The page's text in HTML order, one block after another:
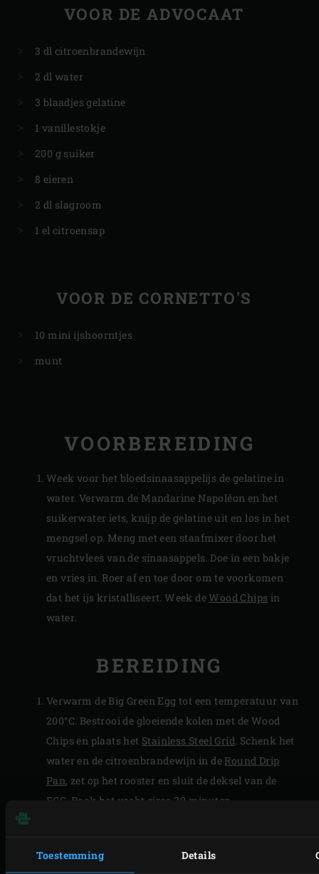
Toestemming Details
VOOR DE ADVOCAAT
3 dl citroenbrandewijn
2 dl water
3 blaadjes gelatine
1 vanillestokje
200 g suiker
8 eieren
2 dl slagroom
1 el citroensap
VOOR DE CORNETTO'S
10 mini ijshoorntjes
​munt
VOORBEREIDING
Week voor het bloedsinaasappelijs de gelatine in
water. Verwarm de Mandarine Napoléon en het
suikerwater iets, knijp de gelatine uit en los in het
mengsel op. Meng met een staafmixer door het
vruchtvlees van de sinaasappels. Doe in een bakje
en vries in. Roer af en toe door om te voorkomen
dat het ijs kristalliseert. Week deWood Chips in
water.
BEREIDING
Verwarm de Big Green Egg tot een temperatuur van
200°C. Bestrooi de gloeiende kolen met de Wood
Chips en plaats het Stainless Steel Grid . Schenk het
water en de citroenbrandewijn in deRound Drip
Pan, zet op het rooster en sluit de deksel van de
EGG. Rook het vocht circa 20 minuten.
eruit en meng in een roestvrijstalen kom met de